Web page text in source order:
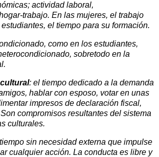
actividad laboral,
trabajo. En las mujeres, el trabajo
el tiempo para su formación.
como en los estudiantes,
sobretodo en la
: el tiempo dedicado a la demanda
hablar con esposo, votar en unas
impresos de declaración fiscal,
compromisos resultantes del sistema
culturales.
sin necesidad externa que impulse
cualquier acción. La conducta es libre y